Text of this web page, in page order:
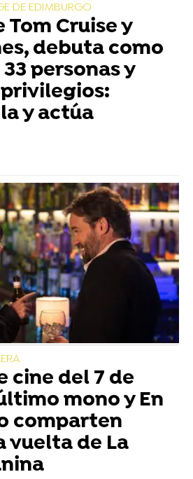
DE EDIMBURGO
Tom Cruise y
debuta como
personas y
y actúa
cine del 7 de
mono y En
comparten
vuelta de La